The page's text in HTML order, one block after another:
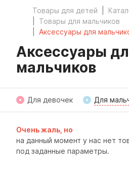
Товары для детей
Товары для мальчиков
Аксессуары для
Аксессуары
мальчиков
Для девочек Для
Очень жаль, но
на данный момент у нас нет
под заданные параметры.